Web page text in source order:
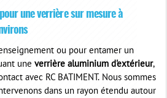
une verrière sur mesure à
ou pour entamer un
une verrière aluminium d'extérieur,
avec RC BATIMENT. Nous sommes
dans un rayon étendu autour